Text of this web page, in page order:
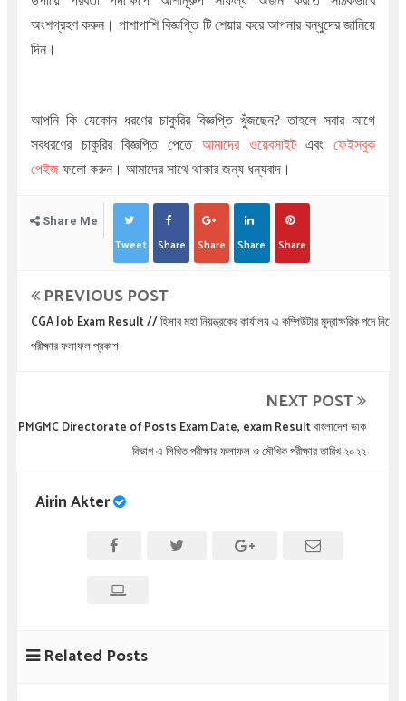
অংশগ্রহণ করুন। পাশাপাশি বিজ্ঞপ্তি টি শেয়ার করে আপনার বন্ধুদের জানিয়ে
দিন।
আপনি কি যেকোন ধরণের চাকুরির বিজ্ঞপ্তি খুঁজছেন?তাহলে সবার আগে
সবধরণের চাকুরির বিজ্ঞপ্তি পেতে
আমাদের ওয়েবসাইট এবংফেইসবুক
পেইজফলো করুন। আমাদের সাথে থাকার জন্য ধন্যবাদ।
Share Me
Tweet Share Share Share Share
PREVIOUS POST
CGA Job Exam Result // হিসাব মহা নিয়ন্ত্রকের কার্যালয় এ কম্পিউটার মুদ্রাক্ষরিক পদে নিয়োগ
পরীক্ষার ফলাফল প্রকাশ
NEXT POST
PMGMC Directorate of Posts Exam Date, exam Result বাংলাদেশ ডাক
বিভাগ এ লিখিত পরীক্ষার ফলাফল ও মৌখিক পরীক্ষার তারিখ ২০২২
Airin Akter
Related Posts